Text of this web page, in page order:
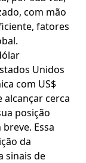
com mão
fatores
Unidos
com US$
alcançar cerca
posição
Essa
da
sinais de